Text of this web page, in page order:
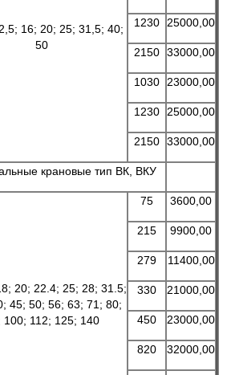
16; 20; 25; 31,5; 40;
50
1230 25000,00
2150 33000,00
1030 23000,00
1230 25000,00
2150 33000,00
крановые тип ВК, ВКУ
20; 22.4; 25; 28; 31.5;
45; 50; 56; 63; 71; 80;
100; 112; 125; 140
75 3600,00
215 9900,00
279 11400,00
330 21000,00
450 23000,00
820 32000,00